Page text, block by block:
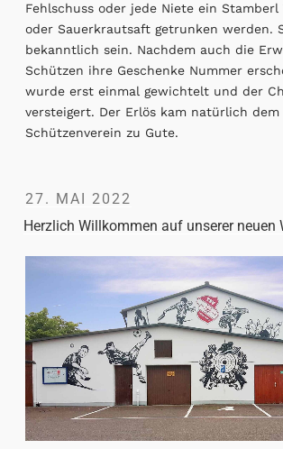
Fehlschuss oder jede Niete ein Stamberl
oder Sauerkrautsaft getrunken werden.
bekanntlich sein. Nachdem auch die
Schützen ihre Geschenke Nummer
wurde erst einmal gewichtelt und der
versteigert. Der Erlös kam natürlich dem
Schützenverein zu Gute.
27. MAI 2022
Herzlich Willkommen auf unserer neuen